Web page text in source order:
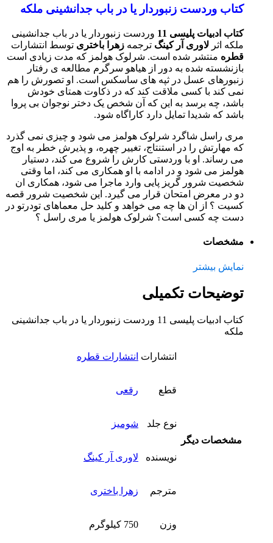
کتاب وردست زنبوردار یا در باب جدانشینی ملکه
کتاب ادبیات پلیسی 11
وردست زنبوردار یا در باب جدانشینی
ملکه اثر لاوری آر کینگ ترجمه زهرا باختری توسط انتشارات
قطره منتشر شده است. شرلوک هولمز که مدت زیادی است
بازنشسته شده به دور از هیاهو سرگرم مطالعه ی رفتار
زنبورهای عسل در ثپه های ساسکس است. او تصورش را هم
نمی کند با کسی ملاقت کند که در ذکاوت همتای خودش
باشد، چه برسد به این که آن شخص یک دختر نوجوان بی پروا
باشد که شدیدا تمایل دارد کاراگاه شود.
مری راسل شاگرد شرلوک هولمز می شود و چیزی نمی گذرد
که مهارتش را در استنتاج، تغییر چهره، و پذیرش خطر به اوج
می رساند. او با وردستی کارش را شروع می کند، دستیار
هولمز می شود و در ادامه با او همکاری می کند، اما وقتی
شخصیت شرور گریز پایی وارد ماجرا می شود، همکاری ان
دو در معرض امتحان قرار می گیرد. این شخصیت شرور قصه
کسیت ؟ از ان ها چه می خواهد و کلید حل معماهای تودرتو در
دست چه کسی است؟ شرلوک هولمز یا مری راسل ؟
مشخصات
نمایش بیشتر
توضیحات تکمیلی
کتاب ادبیات پلیسی 11 وردست زنبوردار یا در باب جدانشینی
ملکه
مشخصات دیگر
انتشارات انتشارات قطره
قطع رقعی
نوع جلد شومیز
نویسنده لاوری آر کینگ
مترجم زهرا باختری
وزن 750 کیلوگرم